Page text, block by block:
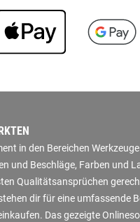
in den Bereichen
und Beschläge, Farben und
Qualitätsansprüchen
dir für eine umfassende
Das gezeigte